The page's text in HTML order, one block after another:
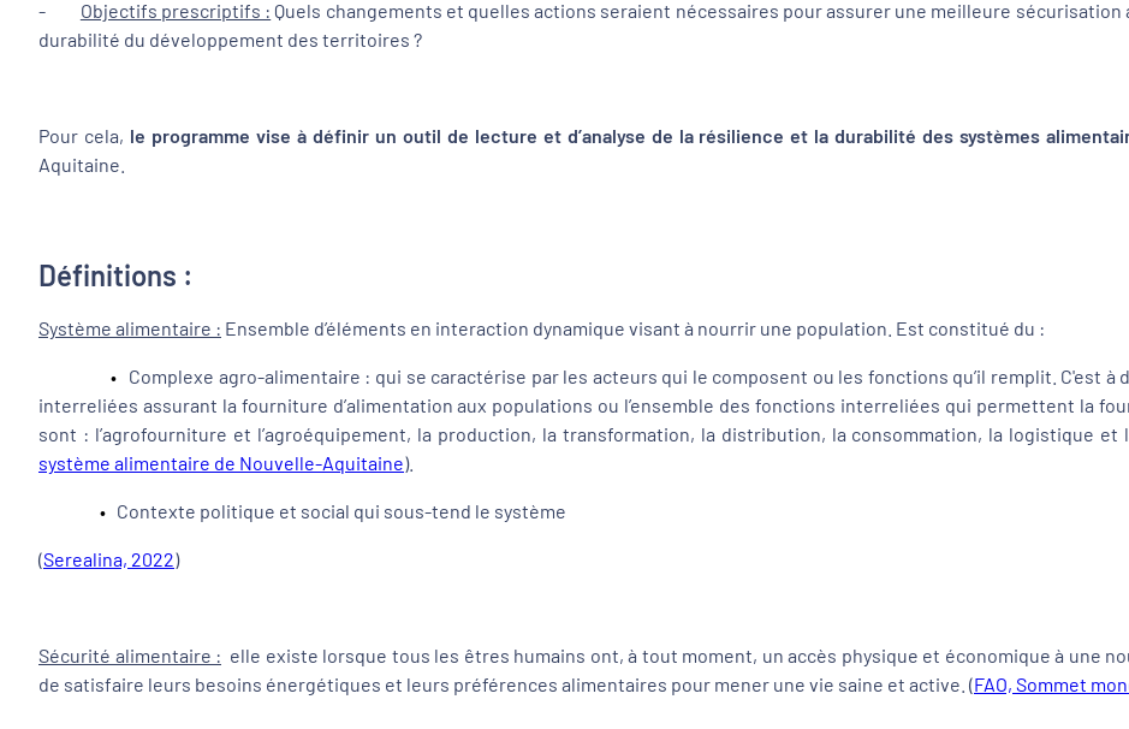
- Objectifs prescriptifs : Quels changements et quelles actions seraient nécessaires pour assurer une meilleure
durabilité du développement des territoires ?
Pour cela, le programme vise à définir un outil de lecture et d’analyse de la résilience et la durabilité des systèmes
Aquitaine.
Définitions :
Système alimentaire : Ensemble d’éléments en interaction dynamique visant à nourrir une population. Est constitué du :
• Complexe agro-alimentaire : qui se caractérise par les acteurs qui le composent ou les fonctions qu’il remplit. C'est
interreliées assurant la fourniture d’alimentation aux populations ou l’ensemble des fonctions interreliées qui permettent la
sont : l’agrofourniture et l’agroéquipement, la production, la transformation, la distribution, la consommation, la logistique et
système alimentaire de Nouvelle-Aquitaine).
• Contexte politique et social qui sous-tend le système
(Serealina, 2022)
Sécurité alimentaire : elle existe lorsque tous les êtres humains ont, à tout moment, un accès physique et économique à une
de satisfaire leurs besoins énergétiques et leurs préférences alimentaires pour mener une vie saine et active. (FAO, Sommet